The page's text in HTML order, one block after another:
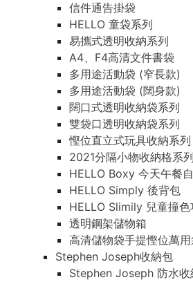
信件通告掛袋
HELLO 童袋系列
易攜式透明收納系列
A4、F4高清文件書袋
多用途活動袋 (窄長款)
多用途活動袋 (闊身款)
闊口式透明收納袋系列
雙袋口透明收納袋系列
慳位直立式玩具收納系列
2021分隔小物收納格系列
HELLO Boxy 今天午餐
HELLO Simply 後背包
HELLO Slimily 兒童撞色
透明鋼架儲物箱
高清儲物袋手提慳位萬
Stephen Joseph收納包
Stephen Joseph 防水收